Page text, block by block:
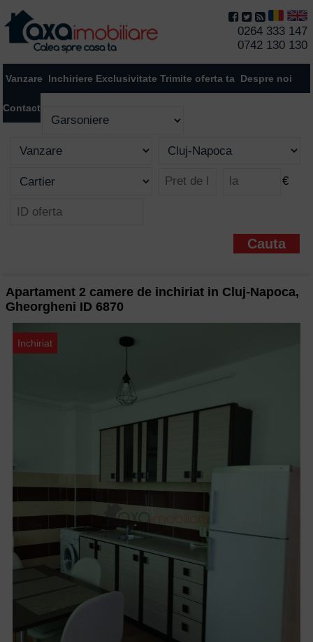
0264 333 147
0742 130 130
Vanzare Inchiriere Exclusivitate Trimite oferta ta Despre noi
Contact
€
Apartament 2 camere de inchiriat in Cluj-Napoca,
Gheorgheni ID 6870
Inchiriat